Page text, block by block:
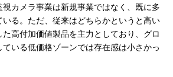
カメラ事業は新規事業ではなく、既に多
いる。ただ、従来はどちらかというと高い
高付加価値製品を主力としており、グロ
いる低価格ゾーンでは存在感は小さかっ